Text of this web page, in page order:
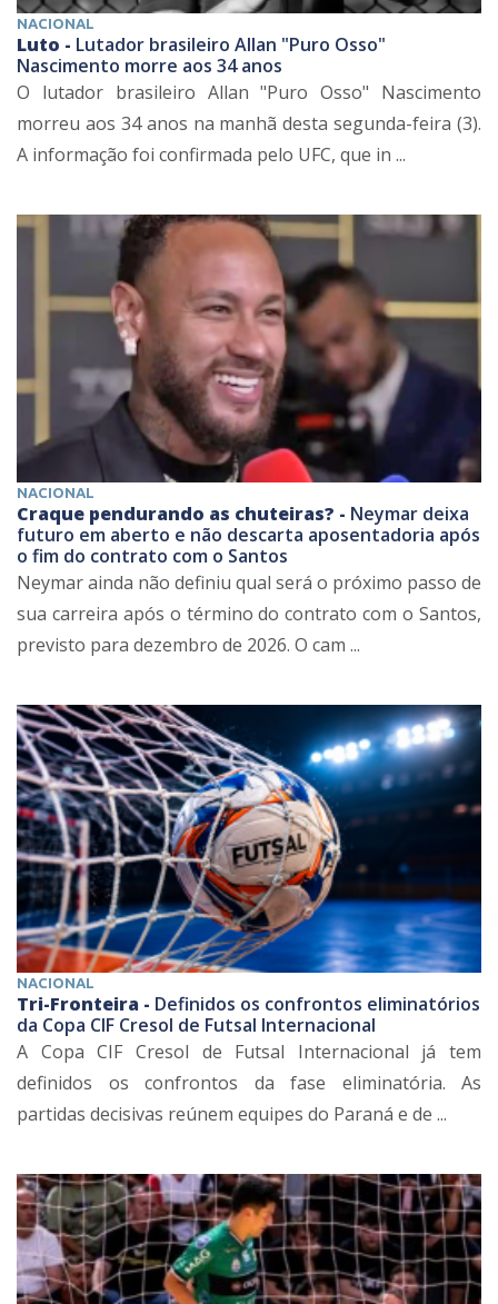
NACIONAL
Luto - Lutador brasileiro Allan "Puro Osso"
Nascimento morre aos 34 anos
O lutador brasileiro Allan "Puro Osso" Nascimento
morreu aos 34 anos na manhã desta segunda-feira (3).
A informação foi confirmada pelo UFC, que in ...
NACIONAL
Craque pendurando as chuteiras? - Neymar deixa
futuro em aberto e não descarta aposentadoria após
o fim do contrato com o Santos
Neymar ainda não definiu qual será o próximo passo de
sua carreira após o término do contrato com o Santos,
previsto para dezembro de 2026. O cam ...
NACIONAL
Tri-Fronteira - Definidos os confrontos eliminatórios
da Copa CIF Cresol de Futsal Internacional
A Copa CIF Cresol de Futsal Internacional já tem
definidos os confrontos da fase eliminatória. As
partidas decisivas reúnem equipes do Paraná e de ...